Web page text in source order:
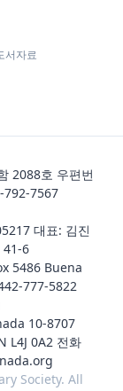
서자료
2088호 우편번
792-7567
대표: 김진
41-6
5486 Buena
777-5822
10-8707
0A2 전화
Society. All